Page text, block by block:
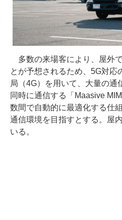
多数の来場客により、屋外
とが予想されるため、5G対応
局（4G）を用いて、大量の通
同時に通信する「Maasive
数間で自動的に最適化する仕
通信環境を目指すとする。屋
いる。